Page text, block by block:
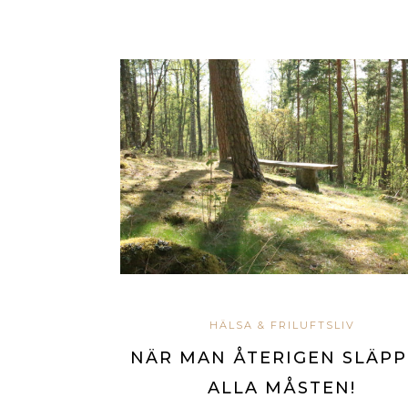
HÄLSA & FRILUFTSLIV
NÄR MAN ÅTERIGEN
ALLA MÅSTEN!